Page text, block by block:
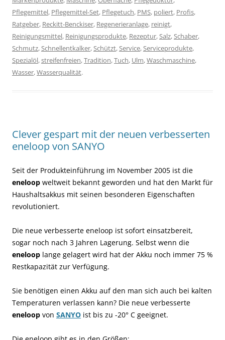
Pflegemittel, Pflegemittel-Set, Pflegetuch, PMS, poliert, Profis,
Ratgeber, Reckitt-Benckiser, Regenerieranlage, reinigt,
Reinigungsmittel, Reinigungsprodukte, Rezeptur,Salz,Schaber,
Schmutz,Schnellentkalker,Schützt,Service,Serviceprodukte,
Spezialöl,streifenfreien,Tradition,Tuch, Ulm,Waschmaschine,
Wasser,Wasserqualität.
Clever gespart mit der neuen verbesserten
eneloop von SANYO
Seit der Produkteinführung im November 2005 ist die
eneloop weltweit bekannt geworden und hat den Markt für
Haushaltsakkus mit seinen besonderen Eigenschaften
revolutioniert.
Die neue verbesserte eneloop ist sofort einsatzbereit,
sogar noch nach 3 Jahren Lagerung. Selbst wenn die
eneloop lange gelagert wird hat der Akku noch immer 75 %
Restkapazität zur Verfügung.
Sie benötigen einen Akku auf den man sich auch bei kalten
Temperaturen verlassen kann? Die neue verbesserte
eneloop von SANYO ist bis zu -20° C geeignet.